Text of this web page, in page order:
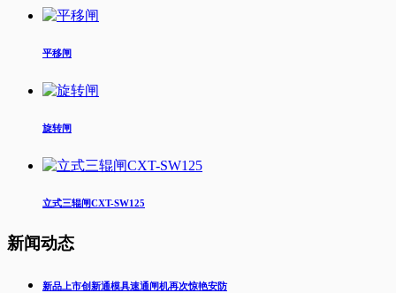
平移闸
旋转闸
立式三辊闸CXT-SW125
新闻动态
新品上市创新通模具速通闸机再次惊艳安防